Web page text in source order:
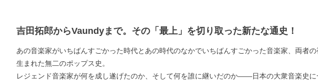
吉田拓郎からVaundyまで。その「最上」を切り取った新たな通史！
あの音楽家がいちばんすごかった時代とあの時代のなかでいちばんすごかった音楽家、両者の
生まれた無二のポップス史。
レジェンド音楽家が何を成し遂げたのか、そして何を誰に継いだのか――日本の大衆音楽史に